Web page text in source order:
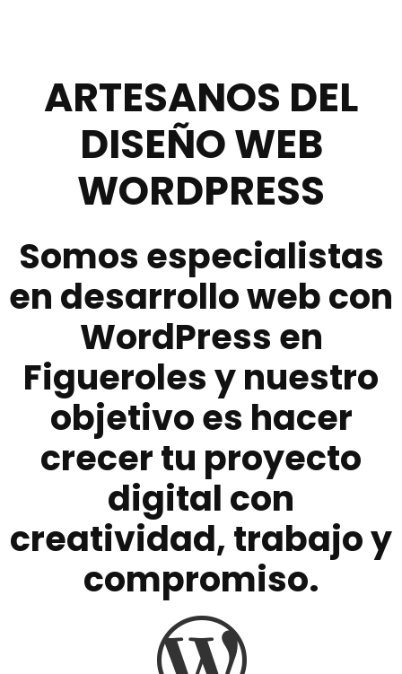
ARTESANOS DEL
DISEÑO WEB
WORDPRESS
Somos especialistas
en desarrollo web con
WordPress en
Figueroles y nuestro
objetivo es hacer
crecer tu proyecto
digital con
creatividad, trabajo y
compromiso.